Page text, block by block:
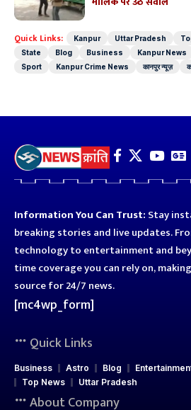
Quick Links: Kanpur Uttar Pradesh
State
Blog Business Kanpur News
Sport
Kanpur Crime News कानपुर न्यूज़
Information You Can Trust: Stay
breaking stories and live updates.
technology to entertainment and
time coverage you can rely on,
source for 24/7 news.
[mc4wp_form]
Quick Links
Business Astro Blog
Top News
Uttar Pradesh
About Company